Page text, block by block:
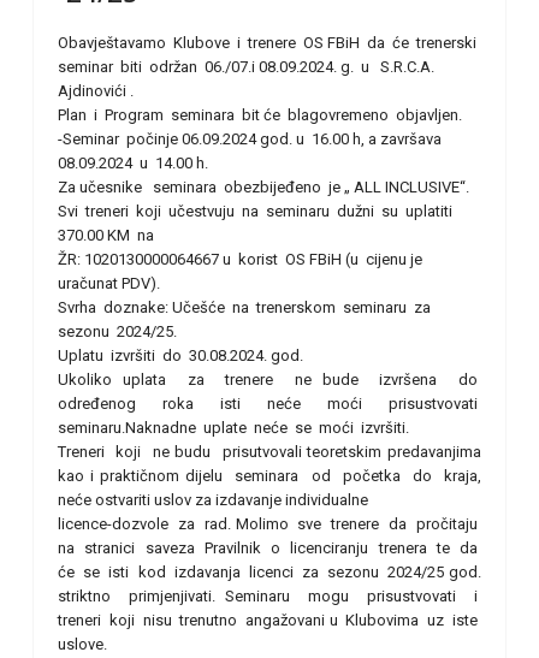
Obavještavamo Klubove i trenere OS FBiH da će trenerski
seminar biti održan 06./07.i 08.09.2024. g. u S.R.C.A.
Ajdinovići .
Plan i Program seminara bit će blagovremeno objavljen.
-Seminar počinje 06.09.2024 god. u 16.00 h, a završava
08.09.2024 u 14.00 h.
Za učesnike seminara obezbijeđeno je „ ALL INCLUSIVE“.
Svi treneri koji učestvuju na seminaru dužni su uplatiti
370.00 KM na
ŽR: 1020130000064667 u korist OS FBiH (u cijenu je
uračunat PDV).
Svrha doznake: Učešće na trenerskom seminaru za
sezonu 2024/25.
Uplatu izvršiti do 30.08.2024. god.
Ukoliko uplata za trenere ne bude izvršena do
određenog roka isti neće moći prisustvovati
seminaru.Naknadne uplate neće se moći izvršiti.
Treneri koji ne budu prisutvovali teoretskim predavanjima
kao i praktičnom dijelu seminara od početka do kraja,
neće ostvariti uslov za izdavanje individualne
licence-dozvole za rad. Molimo sve trenere da pročitaju
na stranici saveza Pravilnik o licenciranju trenera te da
će se isti kod izdavanja licenci za sezonu 2024/25 god.
striktno primjenjivati. Seminaru mogu prisustvovati i
treneri koji nisu trenutno angažovani u Klubovima uz iste
uslove.